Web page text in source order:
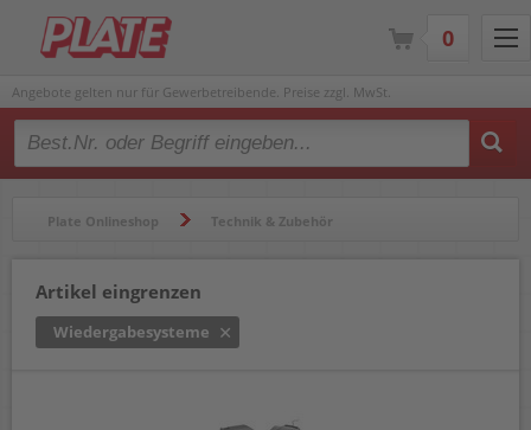
Angebote gelten nur für Gewerbetreibende. Preise zzgl. MwSt.
Type 2 or more characters for results.
Plate Onlineshop Technik & Zubehör
Artikel eingrenzen
Wiedergabesysteme
0